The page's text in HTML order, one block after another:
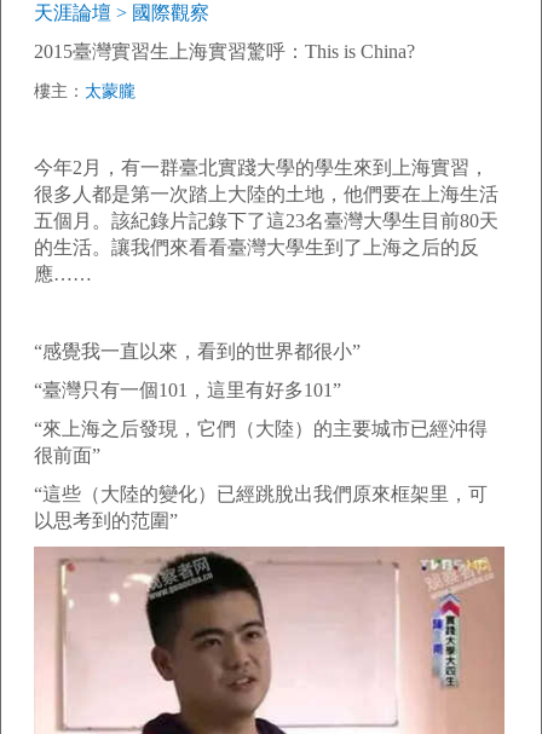
天涯論壇 > 國際觀察
2015臺灣實習生上海實習驚呼：This is China?
樓主： 太蒙朧
今年2月，有一群臺北實踐大學的學生來到上海實習，
很多人都是第一次踏上大陸的土地，他們要在上海生活
五個月。該紀錄片記錄下了這23名臺灣大學生目前80天
的生活。讓我們來看看臺灣大學生到了上海之后的反
應……
“感覺我一直以來，看到的世界都很小”
“臺灣只有一個101，這里有好多101”
“來上海之后發現，它們（大陸）的主要城市已經沖得
很前面”
“這些（大陸的變化）已經跳脫出我們原來框架里，可
以思考到的范圍”